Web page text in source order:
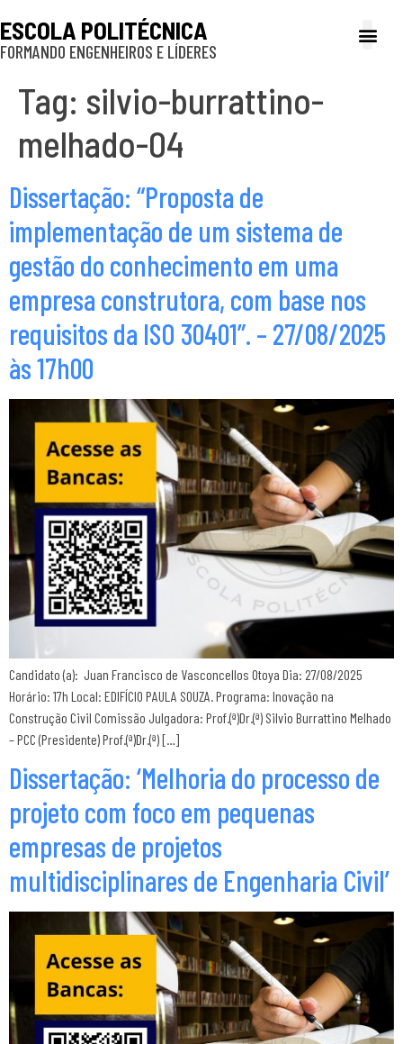
ESCOLA POLITÉCNICA
FORMANDO ENGENHEIROS E LÍDERES
Tag: silvio-burrattino-
melhado-04
Dissertação: “Proposta de
implementação de um sistema de
gestão do conhecimento em uma
empresa construtora, com base nos
requisitos da ISO 30401”. – 27/08/2025
às 17h00
Candidato (a): Juan Francisco de Vasconcellos Otoya Dia: 27/08/2025
Horário: 17h Local: EDIFÍCIO PAULA SOUZA. Programa: Inovação na
Construção Civil Comissão Julgadora: Prof.(ª)Dr.(ª) Silvio Burrattino Melhado
– PCC (Presidente) Prof.(ª)Dr.(ª) […]
Dissertação: ‘Melhoria do processo de
projeto com foco em pequenas
empresas de projetos
multidisciplinares de Engenharia Civil’